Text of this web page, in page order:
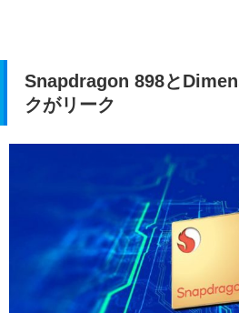
Snapdragon 898と
クがリーク